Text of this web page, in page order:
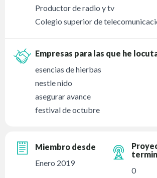
Productor de radio y tv
Colegio superior de
Empresas para las que he
esencias de hierbas
nestle nido
asegurar avance
festival de octubre
Miembro desde
Enero 2019
0